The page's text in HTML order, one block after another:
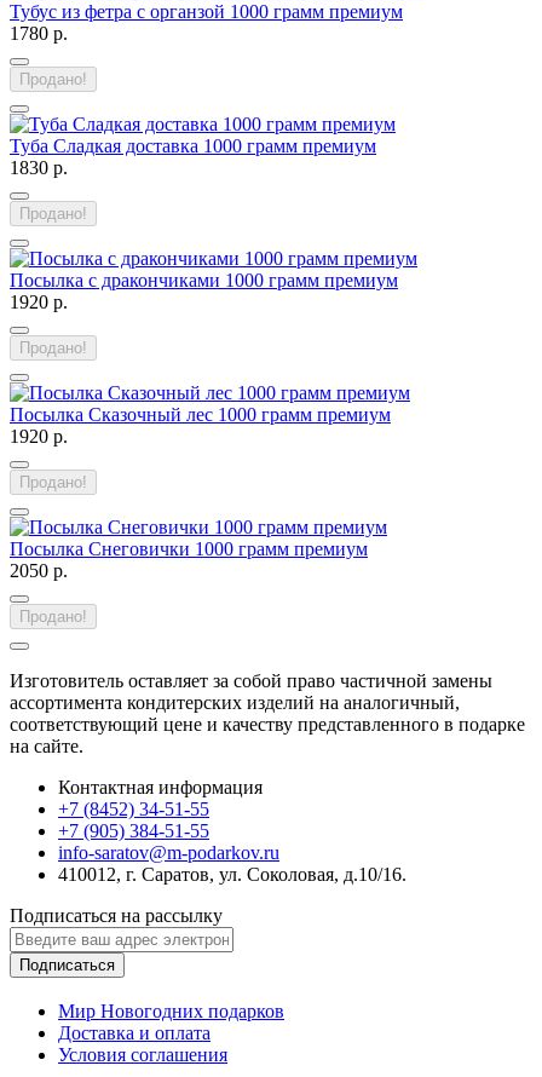
Тубус из фетра с органзой 1000 грамм премиум
1780 р.
Продано!
Туба Сладкая доставка 1000 грамм премиум
1830 р.
Продано!
Посылка с дракончиками 1000 грамм премиум
1920 р.
Продано!
Посылка Сказочный лес 1000 грамм премиум
1920 р.
Продано!
Посылка Снеговички 1000 грамм премиум
2050 р.
Продано!
Изготовитель оставляет за собой право частичной замены
ассортимента кондитерских изделий на аналогичный,
соответствующий цене и качеству представленного в подарке
на сайте.
Контактная информация
+7 (8452) 34-51-55
+7 (905) 384-51-55
info-saratov@m-podarkov.ru
410012, г. Саратов, ул. Соколовая, д.10/16.
Подписаться на рассылку
Подписаться
Мир Новогодних подарков
Доставка и оплата
Условия соглашения